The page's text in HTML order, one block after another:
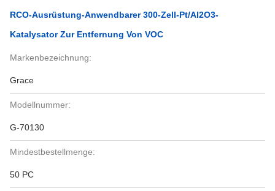
RCO-Ausrüstung-Anwendbarer 300-Zell-Pt/Al2O3-
Katalysator Zur Entfernung Von VOC
Markenbezeichnung:
Grace
Modellnummer:
G-70130
Mindestbestellmenge:
50 PC